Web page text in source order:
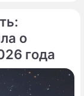
о
года